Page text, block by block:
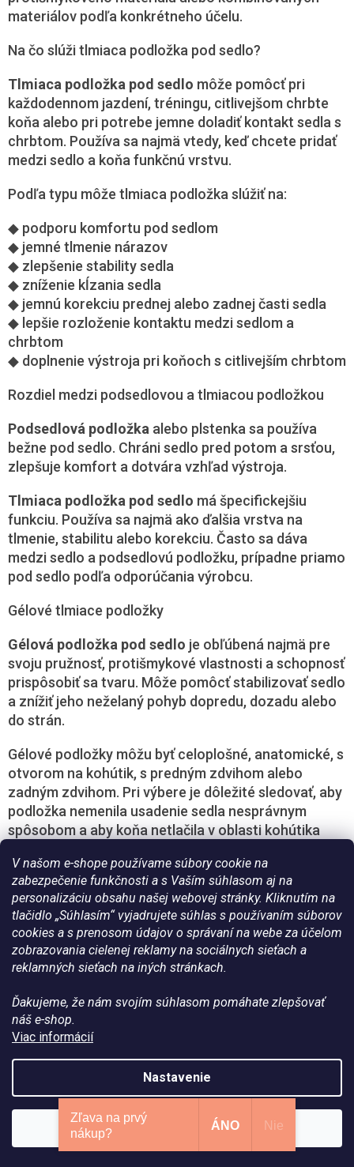
V našom e-shope používame súbory cookie na
zabezpečenie funkčnosti a s Vaším súhlasom aj na
personalizáciu obsahu našej webovej stránky. Kliknutím na
tlačidlo „Súhlasím“ vyjadrujete súhlas s používaním súborov
cookies a s prenosom údajov o správaní na webe za účelom
zobrazovania cielenej reklamy na sociálnych sieťach a
reklamných sieťach na iných stránkach.
Ďakujeme, že nám svojím súhlasom pomáhate zlepšovať
náš e-shop.
Viac informácií
Nastavenie
materiálov podľa konkrétneho účelu.
Na čo slúži tlmiaca podložka pod sedlo?
Tlmiaca podložka pod sedlo môže pomôcť pri
každodennom jazdení, tréningu, citlivejšom chrbte
koňa alebo pri potrebe jemne doladiť kontakt sedla s
chrbtom. Používa sa najmä vtedy, keď chcete pridať
medzi sedlo a koňa funkčnú vrstvu.
Podľa typu môže tlmiaca podložka slúžiť na:
◆ podporu komfortu pod sedlom
◆ jemné tlmenie nárazov
◆ zlepšenie stability sedla
◆ zníženie kĺzania sedla
◆ jemnú korekciu prednej alebo zadnej časti sedla
◆ lepšie rozloženie kontaktu medzi sedlom a
chrbtom
◆ doplnenie výstroja pri koňoch s citlivejším chrbtom
Rozdiel medzi podsedlovou a tlmiacou podložkou
Podsedlová podložka alebo plstenka sa používa
bežne pod sedlo. Chráni sedlo pred potom a srsťou,
zlepšuje komfort a dotvára vzhľad výstroja.
Tlmiaca podložka pod sedlo má špecifickejšiu
funkciu. Používa sa najmä ako ďalšia vrstva na
tlmenie, stabilitu alebo korekciu. Často sa dáva
medzi sedlo a podsedlovú podložku, prípadne priamo
pod sedlo podľa odporúčania výrobcu.
Gélové tlmiace podložky
Gélová podložka pod sedlo je obľúbená najmä pre
svoju pružnosť, protišmykové vlastnosti a schopnosť
prispôsobiť sa tvaru. Môže pomôcť stabilizovať sedlo
a znížiť jeho neželaný pohyb dopredu, dozadu alebo
do strán.
Gélové podložky môžu byť celoplošné, anatomické, s
otvorom na kohútik, s predným zdvihom alebo
zadným zdvihom. Pri výbere je dôležité sledovať, aby
podložka nemenila usadenie sedla nesprávnym
spôsobom a aby koňa netlačila v oblasti kohútika
Penové a pamäťové tlmiace podložky
Penové tlmiace podložkya podložky z pamäťovej
peny môžu poskytnúť mäkkší kontakt medzi sedlom
a chrbtom koňa. Sú vhodné tam, kde je potrebná
prispôsobivá, ľahká a komfortná vrstva pod sedlo.
Pamäťová pena sa môže lepšie prispôsobiť tvaru
chrbta koňa a sedla, no aj pri nej platí, že nesmie
vytvárať nadmerný tlak alebo meniť rovnováhu sedla
nevhodným smerom.
Korekčné podložky pod sedlo
Korekčná podložka pod sedlo
sa používa na jemné
doladenie usadenia sedla. Môže mať vrecká na
Zľava na prvý
nákup?
ÁNO Nie